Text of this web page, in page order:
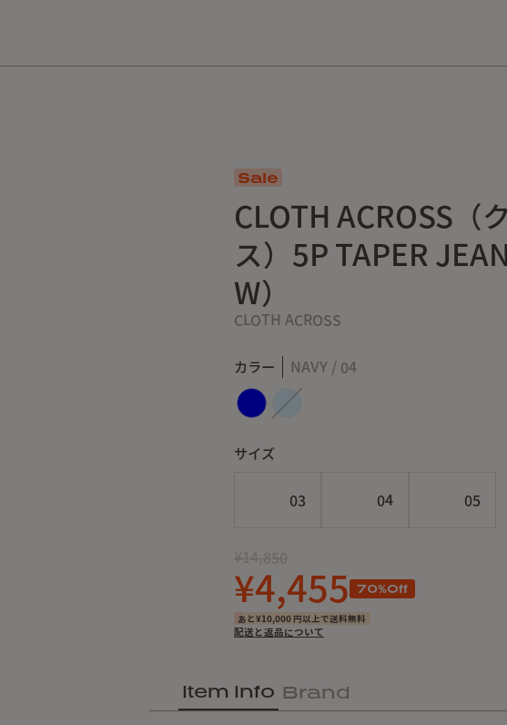
Sale
CLOTH ACROSS（
ス）5P TAPER
W）
CLOTH ACROSS
カラー NAVY / 04
サイズ
03 04 05
¥14,850
¥4,455 70%Off
あと¥10,000 円以上で送料無料
配送と返品について
Item Info Brand